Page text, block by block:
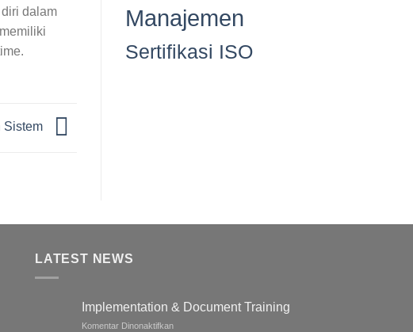
dalam
Sistem
Manajemen
Sertifikasi ISO
LATEST NEWS
Implementation & Document Training
Komentar Dinonaktifkanpada